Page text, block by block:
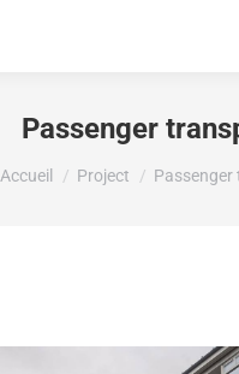
Passenger
Vous êtes ici :
Accueil Project